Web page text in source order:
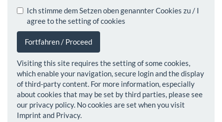
Ich stimme dem Setzen oben genannter Cookies zu / I
agree to the setting of cookies
Fortfahren / Proceed
Visiting this site requires the setting of some cookies,
which enable your navigation, secure login and the display
of third-party content. For more information, especially
about cookies that may be set by third parties, please see
our privacy policy. No cookies are set when you visit
Imprint and Privacy.